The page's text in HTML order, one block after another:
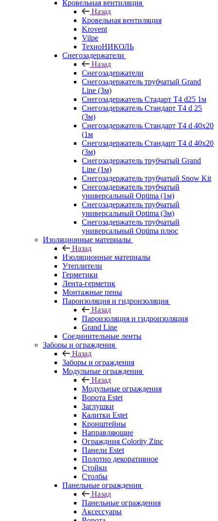
Кровельная вентиляция
Назад
Кровельная вентиляция
Krovent
Vilpe
ТехноНИКОЛЬ
Снегозадержатели
Назад
Снегозадержатели
Снегозадержатель трубчатый Grand
Line (3м)
Снегозадержатель Стадарт Т4 d25 1м
Снегозадержатель Стандарт Т4 d 25
(3м)
Снегозадержатель Стандарт Т4 d 40х20
(1м
Снегозадержатель Стандарт Т4 d 40х20
(3м)
Снегозадержатель трубчатый Grand
Line (1м)
Снегозадержатель трубчатый Snow Kit
Снегозадержатель трубчатый
универсальный Optima (1м)
Снегозадержатель трубчатый
универсальный Optima (3м)
Снегозадержатель трубчатый
универсальный Optima плюс
Изоляционные материалы
Назад
Изоляционные материалы
Утеплители
Герметики
Лента-герметик
Монтажные пены
Пароизоляция и гидроизоляция
Назад
Пароизоляция и гидроизоляция
Grand Line
Соединительные ленты
Заборы и ограждения
Назад
Заборы и ограждения
Модульные ограждения
Назад
Модульные ограждения
Ворота Estet
Заглушки
Калитки Estet
Кронштейны
Направляющие
Ограждния Colority Zinc
Панели Estet
Полотно декоративное
Стойки
Столбы
Панельные ограждения
Назад
Панельные ограждения
Аксессуары